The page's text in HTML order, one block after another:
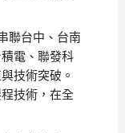
聯台中、台南
電、聯發科
技術突破。
技術，在全